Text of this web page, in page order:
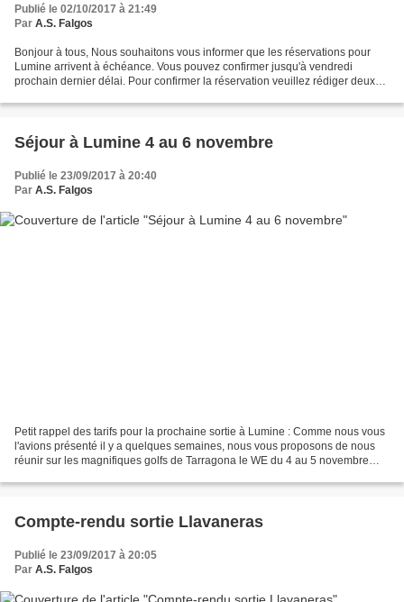
Publié le 02/10/2017 à 21:49
Par A.S. Falgos
Bonjour à tous, Nous souhaitons vous informer que les réservations pour
Lumine arrivent à échéance. Vous pouvez confirmer jusqu'à vendredi
prochain dernier délai. Pour confirmer la réservation veuillez rédiger deux
Séjour à Lumine 4 au 6 novembre
Publié le 23/09/2017 à 20:40
Par A.S. Falgos
Petit rappel des tarifs pour la prochaine sortie à Lumine : Comme nous vous
l'avions présenté il y a quelques semaines, nous vous proposons de nous
réunir sur les magnifiques golfs de Tarragona le WE du 4 au 5 novembre
Compte-rendu sortie Llavaneras
Publié le 23/09/2017 à 20:05
Par A.S. Falgos